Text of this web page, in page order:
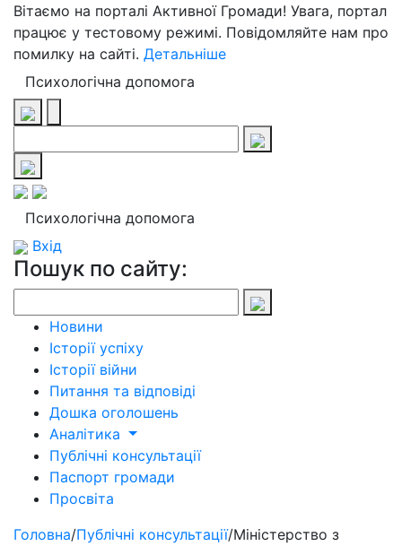
Вітаємо на порталі Активної Громади! Увага, портал
працює у тестовому режимі. Повідомляйте нам про
помилку на сайті. Детальніше
Психологічна допомога
Психологічна допомога
Вхід
Пошук по сайту:
Новини
Історії успіху
Історії війни
Питання та відповіді
Дошка оголошень
Аналітика
Публічні консультації
Паспорт громади
Просвіта
Головна/Публічні консультації/Міністерство з